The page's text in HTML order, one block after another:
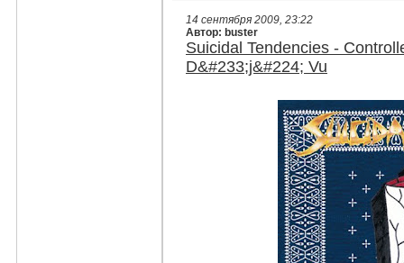
14 сентября 2009, 23:22
Автор: buster
Suicidal Tendencies -
D&#233;j&#224; Vu